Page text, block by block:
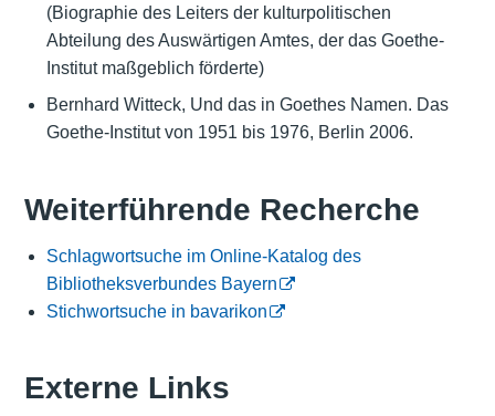
(Biographie des Leiters der kulturpolitischen
Abteilung des Auswärtigen Amtes, der das Goethe-
Institut maßgeblich förderte)
Bernhard Witteck, Und das in Goethes Namen. Das
Goethe-Institut von 1951 bis 1976, Berlin 2006.
Weiterführende Recherche
Schlagwortsuche im Online-Katalog des
Bibliotheksverbundes Bayern
Stichwortsuche in bavarikon
Externe Links